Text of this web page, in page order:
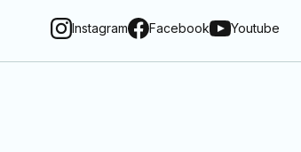
Instagram Facebook Youtube